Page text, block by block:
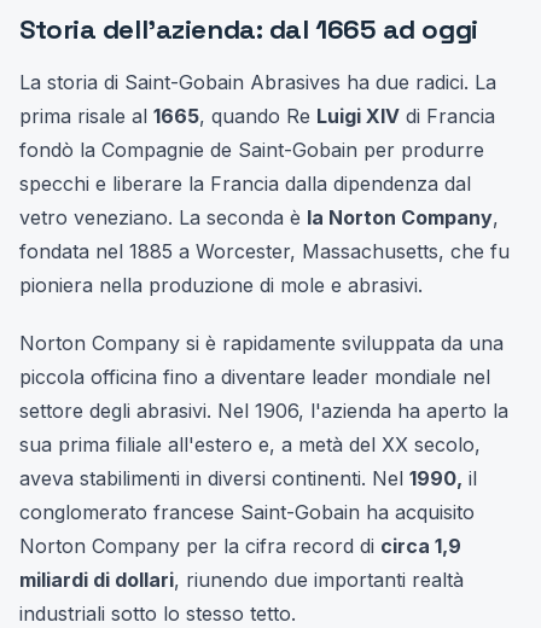
Storia dell'azienda: dal 1665 ad oggi
La storia di Saint-Gobain Abrasives ha due radici. La
prima risale al 1665, quando Re Luigi XIV di Francia
fondò la Compagnie de Saint-Gobain per produrre
specchi e liberare la Francia dalla dipendenza dal
vetro veneziano. La seconda è la Norton Company,
fondata nel 1885 a Worcester, Massachusetts, che fu
pioniera nella produzione di mole e abrasivi.
Norton Company si è rapidamente sviluppata da una
piccola officina fino a diventare leader mondiale nel
settore degli abrasivi. Nel 1906, l'azienda ha aperto la
sua prima filiale all'estero e, a metà del XX secolo,
aveva stabilimenti in diversi continenti. Nel 1990, il
conglomerato francese Saint-Gobain ha acquisito
Norton Company per la cifra record di circa 1,9
miliardi di dollari, riunendo due importanti realtà
industriali sotto lo stesso tetto.